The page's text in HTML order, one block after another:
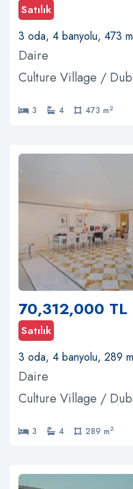
Satılık
3 oda, 4 banyolu, 473 m
Daire
Culture Village /
3 4 473 m2
70,312,000 TL
Satılık
3 oda, 4 banyolu, 289 m
Daire
Culture Village /
3 4 289 m2